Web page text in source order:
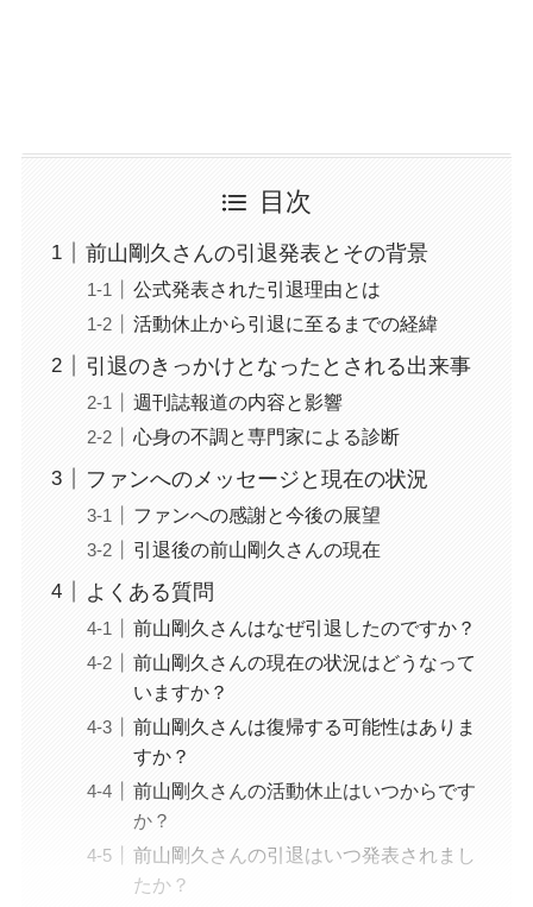
目次
前山剛久さんの引退発表とその背景
公式発表された引退理由とは
活動休止から引退に至るまでの経緯
引退のきっかけとなったとされる出来事
週刊誌報道の内容と影響
心身の不調と専門家による診断
ファンへのメッセージと現在の状況
ファンへの感謝と今後の展望
引退後の前山剛久さんの現在
よくある質問
前山剛久さんはなぜ引退したのですか？
前山剛久さんの現在の状況はどうなって
いますか？
前山剛久さんは復帰する可能性はありま
すか？
前山剛久さんの活動休止はいつからです
か？
前山剛久さんの引退はいつ発表されまし
たか？